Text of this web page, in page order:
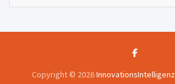
Copyright © 2026InnovationsIntelligenz